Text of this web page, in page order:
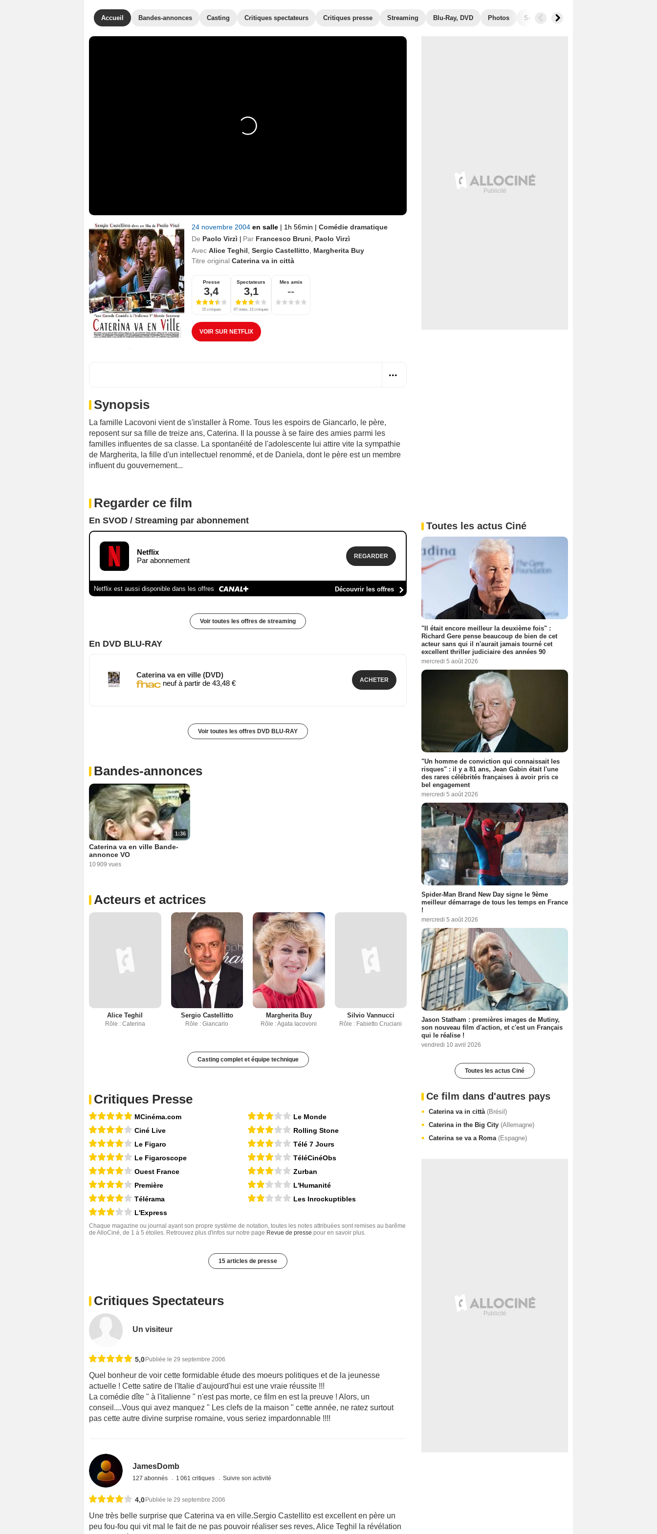
Accueil Bandes-annonces Casting Critiques spectateurs Critiques presse Streaming Blu-Ray, DVD Photos Secrets de tournage
24 novembre 2004 en salle | 1h 56min | Comédie dramatique
De Paolo Virzì | Par Francesco Bruni
Paolo Virzì
Avec Alice Teghil Sergio Castellitto
Margherita Buy
Titre original Caterina va in città
Presse
3,4
15 critiques
Spectateurs
3,1
67 notes, 13 critiques
Mes amis
--
VOIR SUR NETFLIX
Synopsis
La famille Lacovoni vient de s'installer à Rome. Tous les espoirs de Giancarlo, le père,
reposent sur sa fille de treize ans, Caterina. Il la pousse à se faire des amies parmi les
familles influentes de sa classe. La spontanéité de l'adolescente lui attire vite la sympathie
de Margherita, la fille d'un intellectuel renommé, et de Daniela, dont le père est un membre
influent du gouvernement...
Regarder ce film
En SVOD / Streaming par abonnement
Netflix
Par abonnement
REGARDER
Netflix est aussi disponible dans les offres Découvrir les offres
Voir toutes les offres de streaming
En DVD BLU-RAY
Caterina va en ville (DVD)
neuf à partir de 43,48 €
ACHETER
Voir toutes les offres DVD BLU-RAY
Bandes-annonces
1:36
Caterina va en ville Bande-
annonce VO
10 909 vues
Acteurs et actrices
Alice Teghil
Rôle : Caterina
Sergio Castellitto
Rôle : Giancarlo
Margherita Buy
Rôle : Agata Iacovoni
Silvio Vannucci
Rôle : Fabietto Cruciani
Casting complet et équipe technique
Critiques Presse
MCinéma.com
Ciné Live
Le Figaro
Le Figaroscope
Ouest France
Première
Télérama
L'Express
Le Monde
Rolling Stone
Télé 7 Jours
TéléCinéObs
Zurban
L'Humanité
Les Inrockuptibles
Chaque magazine ou journal ayant son propre système de notation, toutes les notes attribuées sont remises au barême
de AlloCiné, de 1 à 5 étoiles. Retrouvez plus d'infos sur notre page Revue de presse pour en savoir plus.
15 articles de presse
Critiques Spectateurs
Un visiteur
5,0 Publiée le 29 septembre 2006
Quel bonheur de voir cette formidable étude des moeurs politiques et de la jeunesse
actuelle ! Cette satire de l'Italie d'aujourd'hui est une vraie réussite !!!
La comédie dîte " à l'italienne " n'est pas morte, ce film en est la preuve ! Alors, un
conseil....Vous qui avez manquez " Les clefs de la maison " cette année, ne ratez surtout
pas cette autre divine surprise romaine, vous seriez impardonnable !!!!
JamesDomb
127 abonnés 1 061 critiques Suivre son activité
4,0 Publiée le 29 septembre 2006
Une très belle surprise que Caterina va en ville.Sergio Castellito est excellent en père un
peu fou-fou qui vit mal le fait de ne pas pouvoir réaliser ses reves, Alice Teghil la révélation
Toutes les actus Ciné
"Il était encore meilleur la deuxième fois" :
Richard Gere pense beaucoup de bien de cet
acteur sans qui il n'aurait jamais tourné cet
excellent thriller judiciaire des années 90
mercredi 5 août 2026
"Un homme de conviction qui connaissait les
risques" : il y a 81 ans, Jean Gabin était l'une
des rares célébrités françaises à avoir pris ce
bel engagement
mercredi 5 août 2026
Spider-Man Brand New Day signe le 9ème
meilleur démarrage de tous les temps en France
!
mercredi 5 août 2026
Jason Statham : premières images de Mutiny,
son nouveau film d'action, et c'est un Français
qui le réalise !
vendredi 10 avril 2026
Toutes les actus Ciné
Ce film dans d'autres pays
Caterina va in città (Brésil)
Caterina in the Big City (Allemagne)
Caterina se va a Roma (Espagne)